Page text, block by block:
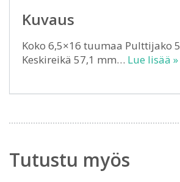
Kuvaus
Koko 6,5×16 tuumaa Pulttijako
Keskireikä 57,1 mm… Lue lisää »
Tutustu myös